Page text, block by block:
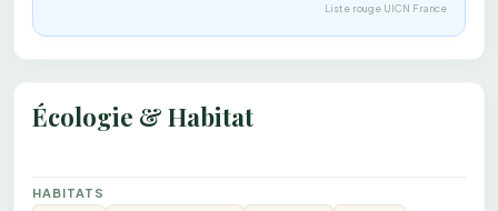
Liste rouge UICN France
Écologie & Habitat
HABITATS